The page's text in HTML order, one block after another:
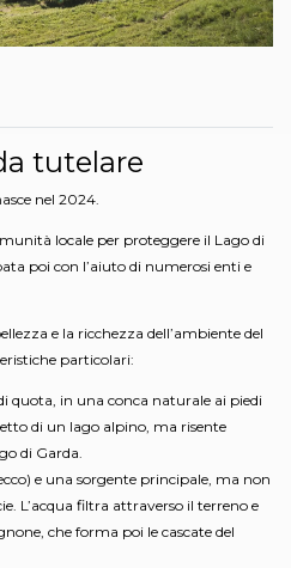
tutelare
nel 2024.
locale per proteggere il Lago di
poi con l’aiuto di numerosi enti e
e la ricchezza dell’ambiente del
particolari:
quota, in una conca naturale ai piedi
di un lago alpino, ma risente
di Garda.
e una sorgente principale, ma non
L’acqua filtra attraverso il terreno e
che forma poi le cascate del